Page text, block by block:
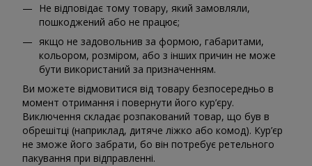
Не відповідає тому товару, який замовляли,
пошкоджений або не працює;
якщо не задовольнив за формою, габаритами,
кольором, розміром, або з інших причин не може
бути використаний за призначенням.
Ви можете відмовитися від товару безпосередньо в
момент отримання і повернути його кур’єру.
Виключення складає розпакований товар, що був в
обрешітці (наприклад, дитяче ліжко або комод). Кур’єр
не зможе його забрати, бо він потребує ретельного
пакування при відправленні.